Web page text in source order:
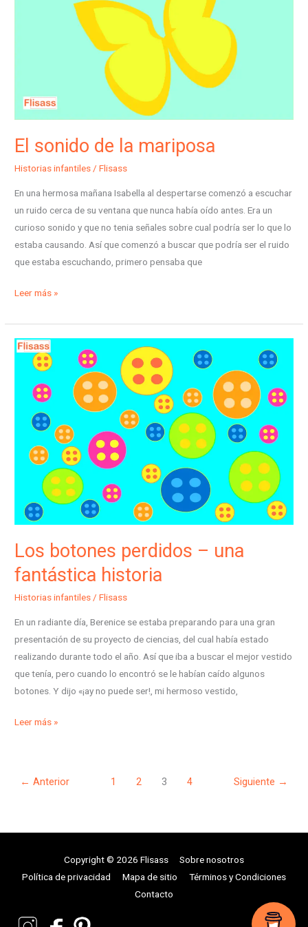
El sonido de la mariposa
Historias infantiles/Flisass
En una hermosa mañana Isabella al despertarse comenzó a escuchar
un ruido cerca de su ventana que nunca había oído antes. Era un
curioso sonido y que no tenia señales sobre cual podría ser lo que lo
estaba causando. Así que comenzó a buscar que podría ser el ruido
que estaba escuchando, primero pensaba que
Leer más »
Los botones perdidos – una
fantástica historia
Historias infantiles /Flisass
En un radiante día, Berenice se estaba preparando para una gran
presentación de su proyecto de ciencias, del cual había estado
realizando durante todo el año. Así que iba a buscar el mejor vestido
que tenía, pero cuando lo encontró se le habían caído algunos
botones. Y dijo «¡ay no puede ser!, mi hermoso vestido,
Los
botones
perdidos
fantástica
historia
Leer más »
← Anterior 1 2 3 4 Siguiente →
Copyright © 2026 Flisass
Sobre nosotros
Política de privacidad
Mapa de sitio
Términos y Condiciones
Contacto